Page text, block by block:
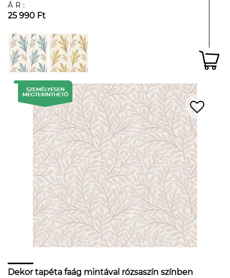
ÁR:
25 990 Ft
Dekor tapéta faág mintával rózsaszín színben